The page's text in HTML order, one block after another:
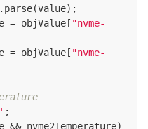
.parse(value);
= objValue[ "nvme-
= objValue[ "nvme-
;
&& nvme2Temperature)